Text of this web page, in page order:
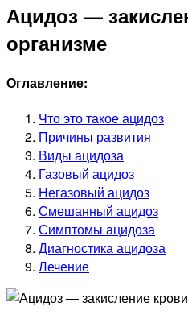
Ацидоз —
организме
Оглавление:
Что это такое ацидоз
Причины развития
Виды ацидоза
Газовый ацидоз
Негазовый ацидоз
Смешанный ацидоз
Симптомы ацидоза
Диагностика ацидоза
Лечение